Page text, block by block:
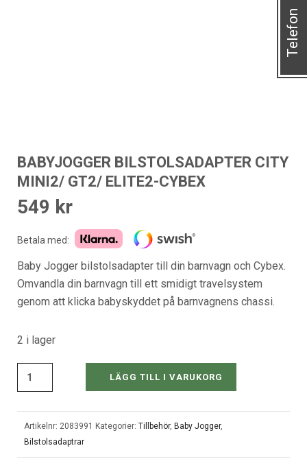
BABYJOGGER BILSTOLSADAPTER CITY
MINI2/ GT2/ ELITE2-CYBEX
549 kr
Betala med:
Baby Jogger bilstolsadapter till din barnvagn och Cybex.
Omvandla din barnvagn till ett smidigt travelsystem
genom att klicka babyskyddet på barnvagnens chassi.
2 i lager
LÄGG TILL I VARUKORG
Artikelnr: 2083991 Kategorier: Tillbehör, Baby Jogger,
Bilstolsadaptrar
Telefon